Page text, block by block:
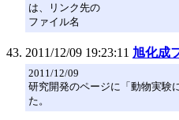
は、リンク先の
ファイル名
2011/12/09 19:23:11 旭化成
2011/12/09
研究開発のページに「動物実験
た。